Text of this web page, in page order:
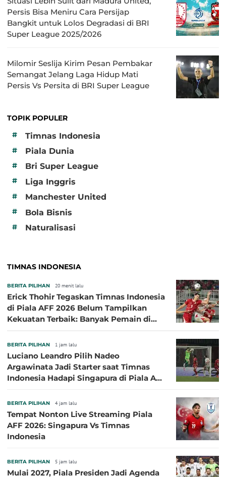
Persis Bisa Meniru Cara Persijap
Bangkit untuk Lolos Degradasi di BRI
Super League 2025/2026
Milomir Seslija Kirim Pesan Pembakar
Semangat Jelang Laga Hidup Mati
Persis Vs Persita di BRI Super League
TOPIK POPULER
#
Timnas Indonesia
# Piala Dunia
# Bri Super League
# Liga Inggris
# Manchester United
# Bola Bisnis
# Naturalisasi
TIMNAS INDONESIA
BERITA PILIHAN 20 menit lalu
Erick Thohir Tegaskan Timnas Indonesia
di Piala AFF 2026 Belum Tampilkan
Kekuatan Terbaik: Banyak Pemain di
BERITA PILIHAN 1 jam lalu
Luciano Leandro Pilih Nadeo
Argawinata Jadi Starter saat Timnas
Indonesia Hadapi Singapura di Piala AFF
BERITA PILIHAN 4 jam lalu
Tempat Nonton Live Streaming Piala
AFF 2026: Singapura Vs Timnas
Indonesia
BERITA PILIHAN 5 jam lalu
Mulai 2027, Piala Presiden Jadi Agenda